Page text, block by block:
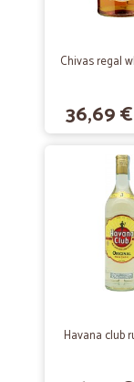
The infre
molto buono
Prezzo buono e
spedizione rapida e
Chivas regal
36,69 €
Havana club